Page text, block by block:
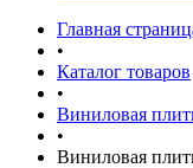
Главная
•
Каталог товаров
•
Виниловая
•
Виниловая